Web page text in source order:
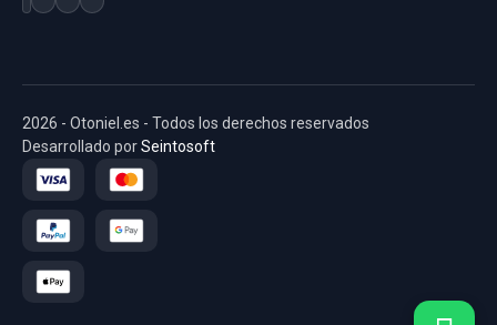
2026 - Otoniel.es - Todos los derechos reservados
Desarrollado porSeintosoft